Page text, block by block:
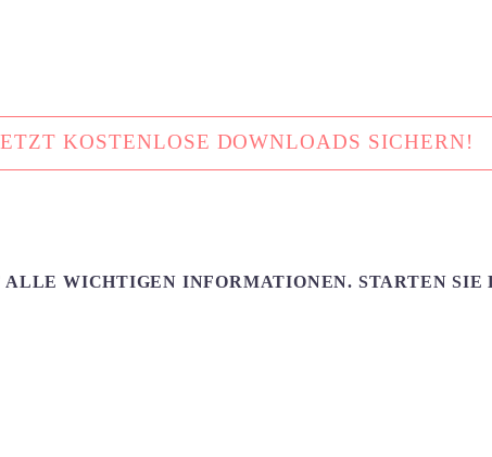
KOSTENLOSE DOWNLOADS SICHERN!
WICHTIGEN INFORMATIONEN. STARTEN SIE